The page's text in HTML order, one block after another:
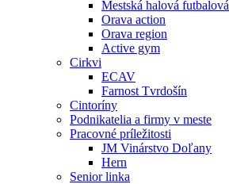
Mestská halová
Orava action
Orava region
Active gym
Cirkvi
ECAV
Farnost Tvrdošín
Cintoríny
Podnikatelia a firmy v meste
Pracovné príležitosti
JM Vinárstvo Doľany
Hern
Senior linka